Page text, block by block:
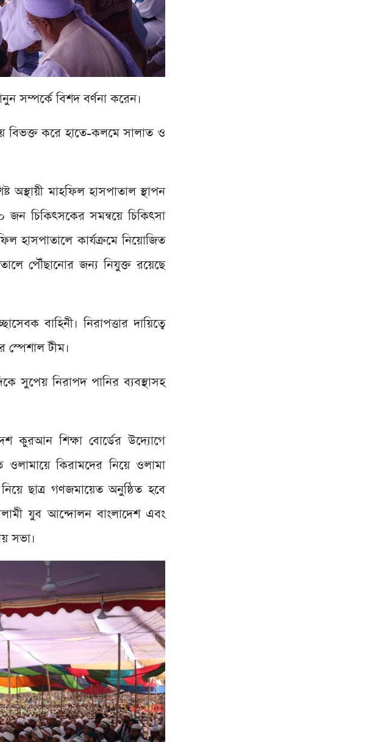
সম্পর্কে বিশদ বর্ণনা করেন।
বিভক্ত করে হাতে-কলমে সালাত ও
অস্থায়ী মাহফিল হাসপাতাল স্থাপন
চিকিৎসকের সমন্বয়ে চিকিৎসা
হাসপাতালে কার্যক্রমে নিয়োজিত
পৌঁছানোর জন্য নিযুক্ত রয়েছে
বাহিনী। নিরাপত্তার দায়িত্বে
স্পেশাল টীম।
সুপেয় নিরাপদ পানির ব্যবস্থাসহ
কুরআন শিক্ষা বোর্ডের উদ্যোগে
ওলামায়ে কিরামদের নিয়ে ওলামা
ছাত্র গণজমায়েত অনুষ্ঠিত হবে
যুব আন্দোলন বাংলাদেশ এবং
সভা।